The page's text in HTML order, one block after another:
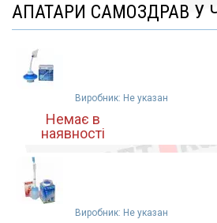
АПАТАРИ САМОЗДРАВ У
Виробник: Не указан
Немає в
наявності
Виробник: Не указан